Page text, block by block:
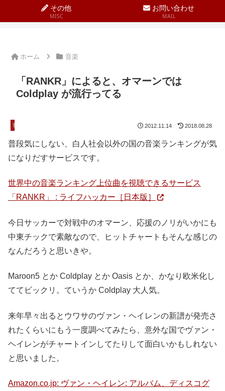
その他
MISC
お問い合わせ
MAIL
ホーム 音楽
「RANKR」によると、オマーンでは
Coldplay が流行ってる
音楽 2012.11.14 2018.08.28
普段気にしない、白人社会以外の国の音楽ランキングが気
になりだすサービスです。
世界中の音楽ランキング上位曲を視聴できるサービス
「RANKR」 : ライフハッカー［日本版］
今日サッカーで対戦中のオマーン、応援のノリがいかにも
中東チックで素敵なので、ヒットチャートもそんな感じの
なんだろうと思いきや。
Maroon5 とか Coldplay とか Oasis とか、かなり欧米化し
ててビックリ。ていうか Coldplay 大人気。
来年早々出るとウワサのヴァン・ヘイレンの新譜が発売さ
れたくらいにもう一度調べてみたら、意外な国でヴァン・
ヘイレンがチャートインしてたりして面白いかもしれない
と思いました。
Amazon.co.jp: ヴァン・ヘイレン: アルバム、ディスコグ